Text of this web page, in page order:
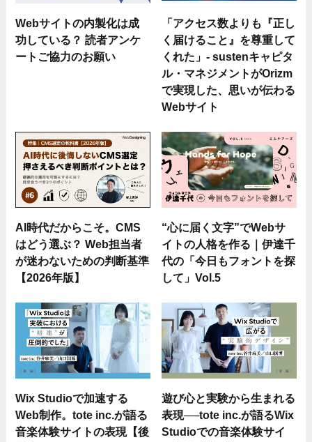
Webサイトの内製化は成
功している？ 読者アンケ
ートご協力のお願い
「アクセス数よりも『正し
く届けること』を尊重して
くれた」- sustenキャピタ
ル・マネジメントがOrizm
で実現した、思いが伝わる
Webサイト
AI時代だからこそ。CMS
はどう選ぶ？ Web担当者
が迷わないための判断基準
【2026年版】
“心に届く文字”でWebサ
イトの人格を作る｜伊達千
代の「今日もフォントを探
して」Vol.5
Wix Studioで加速する
Web制作。tote inc.が語る
音楽体験サイトの表現【後
遊び心と実験から生まれる
表現──tote inc.が語るWix
Studioでの音楽体験サイ